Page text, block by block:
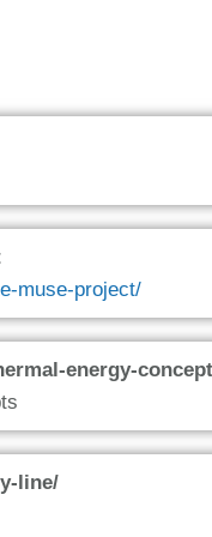
muse-project/
energy-
line/